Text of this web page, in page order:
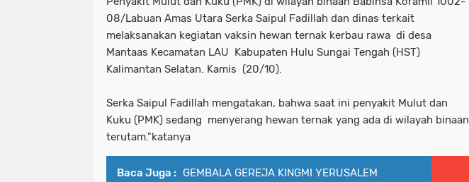
08/Labuan Amas Utara Serka Saipul Fadillah dan dinas terkait
melaksanakan kegiatan vaksin hewan ternak kerbau rawa di desa
Mantaas Kecamatan LAU Kabupaten Hulu Sungai Tengah (HST)
Kalimantan Selatan. Kamis (20/10).
Serka Saipul Fadillah mengatakan, bahwa saat ini penyakit Mulut dan
Kuku (PMK) sedang menyerang hewan ternak yang ada di wilayah binaan
terutam."katanya
Baca Juga : GEMBALA GEREJA KINGMI YERUSALEM